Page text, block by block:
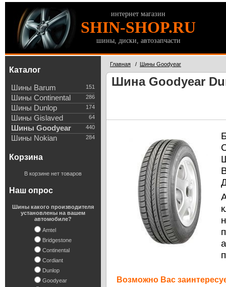
интернет магазин
SHIN-SHOP.RU
шины, диски, автозапчасти
Каталог
151
Шины Barum
286
Шины Continental
174
Шины Dunlop
64
Шины Gislaved
440
Шины Goodyear
284
Шины Nokian
Корзина
В корзине нет товаров
Наш опрос
Шины какого производителя
установлены на вашем
автомобиле?
Amtel
Bridgestone
Continental
Cordiant
Dunlop
Goodyear
Главная / Шины Goodyear
Шина Goodyear
Возможно Вас